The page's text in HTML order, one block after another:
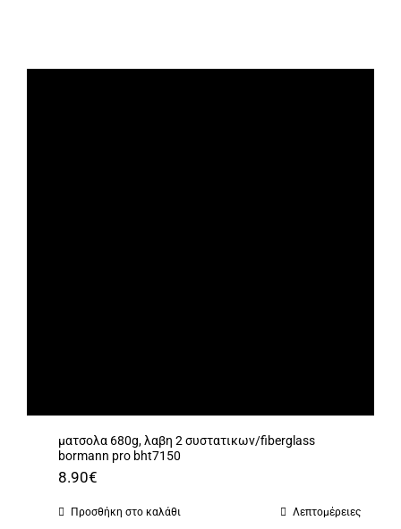
ματσολα 680g, λαβη 2 συστατικων/fiberglass
bormann pro bht7150
8.90€
Προσθήκη στο καλάθι Λεπτομέρειες